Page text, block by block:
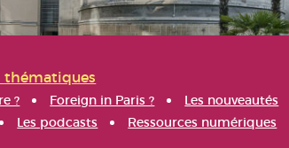
thématiques
? Foreign in Paris ? Les nouveautés
Les podcasts Ressources numériques